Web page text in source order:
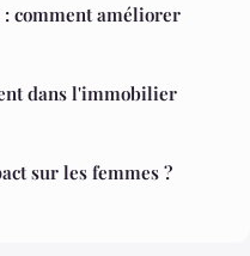
comment améliorer
dans l'immobilier
sur les femmes ?